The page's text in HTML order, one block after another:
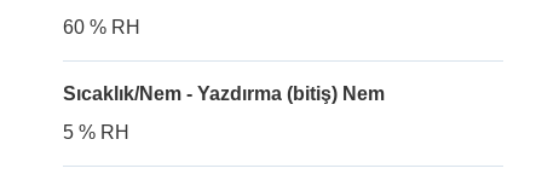
60 % RH
Sıcaklık/Nem - Yazdırma (bitiş) Nem
5 % RH